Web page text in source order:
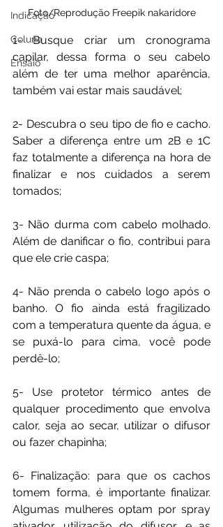
Indicação
Coluna
Ensaio
Foto/Reprodução Freepik nakaridore
1- Busque criar um cronograma
capilar, dessa forma o seu cabelo
além de ter uma melhor aparência,
também vai estar mais saudável;
2- Descubra o seu tipo de fio e cacho.
Saber a diferença entre um 2B e 1C
faz totalmente a diferença na hora de
finalizar e nos cuidados a serem
tomados;
3- Não durma com cabelo molhado.
Além de danificar o fio, contribui para
que ele crie caspa;
4- Não prenda o cabelo logo após o
banho. O fio ainda está fragilizado
com a temperatura quente da água, e
se puxá-lo para cima, você pode
perdê-lo;
5- Use protetor térmico antes de
qualquer procedimento que envolva
calor, seja ao secar, utilizar o difusor
ou fazer chapinha;
6- Finalização: para que os cachos
tomem forma, é importante finalizar.
Algumas mulheres optam por spray